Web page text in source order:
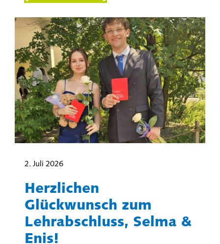
2. Juli 2026
Herzlichen
Glückwunsch zum
Lehrabschluss, Selma &
Enis!